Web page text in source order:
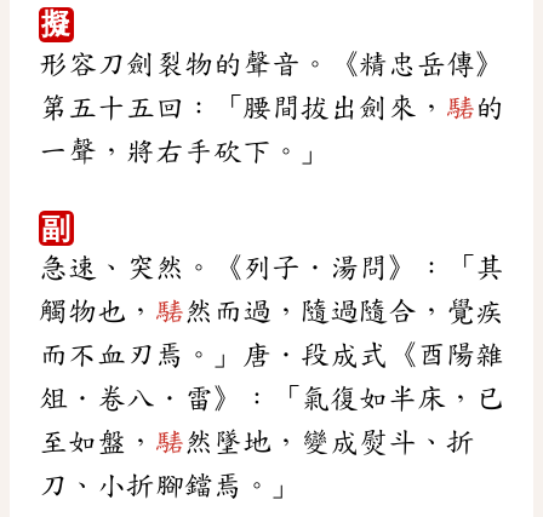
擬
形容刀劍裂物的聲音。《精忠岳傳》
第五十五回：「腰間拔出劍來， 騞的
一聲，將右手砍下。」
副
急速、突然。《列子．湯問》：「其
觸物也， 騞然而過，隨過隨合，覺疾
而不血刃焉。」唐．段成式《酉陽雜
俎．卷八．雷》：「氣復如半床，已
至如盤， 騞然墜地，變成熨斗、折
刀、小折腳鐺焉。」